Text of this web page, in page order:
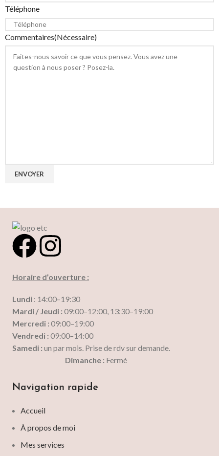
Téléphone
Commentaires(Nécessaire)
Horaire d’ouverture :
Lundi : 14:00–19:30
Mardi / Jeudi :09:00–12:00, 13:30–19:00
Mercredi :09:00–19:00
Vendredi : 09:00–14:00
Samedi :un par mois. Prise de rdv sur demande.
Dimanche : Fermé
Navigation rapide
Accueil
À propos de moi
Mes services